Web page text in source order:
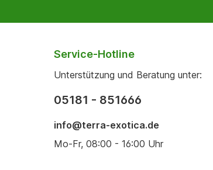
Service-Hotline
Unterstützung und Beratung unter:
05181 - 851666
info@terra-exotica.de
Mo-Fr, 08:00 - 16:00 Uhr